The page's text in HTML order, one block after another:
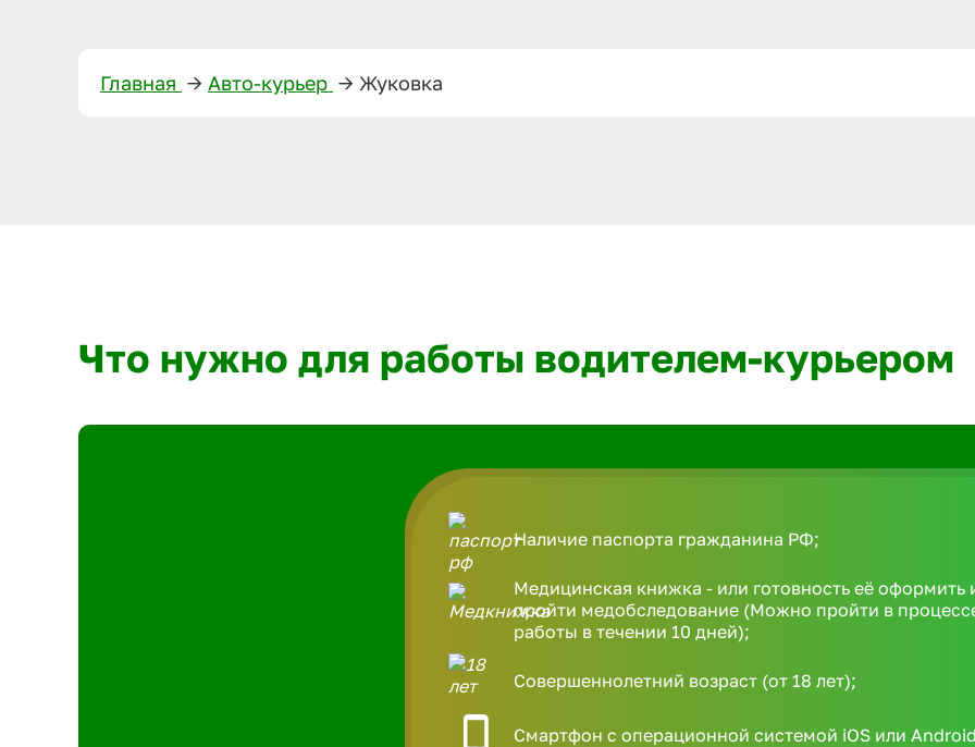
Главная —> Авто-курьер —> Жуковка
Что нужно для работы водителем-курьером
Наличие паспорта гражданина РФ;
Медицинская книжка - или готовность её оформить
пройти медобследование (Можно пройти в
работы в течении 10 дней);
Совершеннолетний возраст (от 18 лет);
Смартфон с операционной системой iOS или